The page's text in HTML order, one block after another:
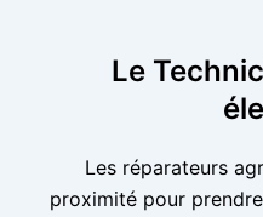
Le
Les réparateurs
proximité pour